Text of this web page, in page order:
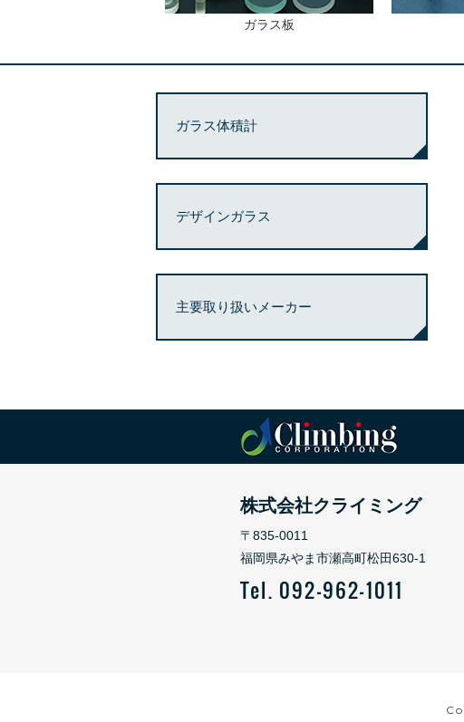
ガラス板
ガラス体積計
デザインガラス
主要取り扱いメーカー
株式会社クライミング
〒835-0011
福岡県みやま市瀬高町松田630-1
Tel. 092-962-1011